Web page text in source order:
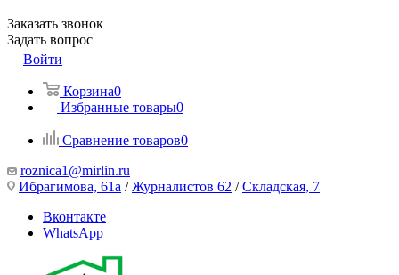
Заказать звонок
Задать вопрос
Войти
Корзина0
Избранные товары0
Сравнение товаров0
roznica1@mirlin.ru
Ибрагимова, 61а /Журналистов 62 /Складская, 7
Вконтакте
WhatsApp